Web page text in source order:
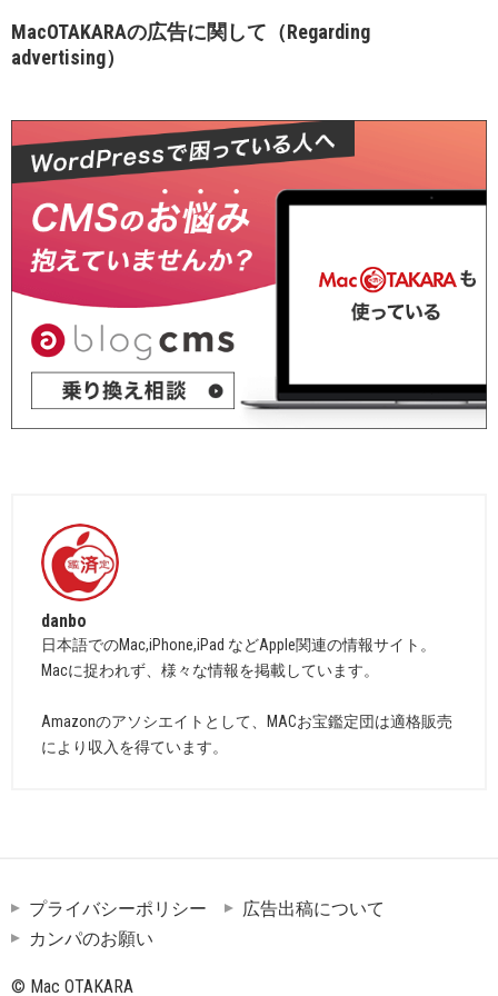
MacOTAKARAの広告に関して（Regarding
advertising）
danbo
日本語でのMac,iPhone,iPad などApple関連の情報サイト。
Macに捉われず、様々な情報を掲載しています。
Amazonのアソシエイトとして、MACお宝鑑定団は適格販売
により収入を得ています。
プライバシーポリシー
広告出稿について
カンパのお願い
© Mac OTAKARA